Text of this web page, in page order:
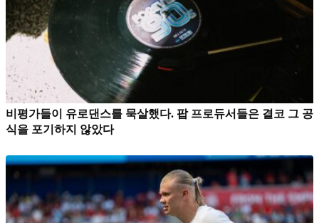
비평가들이 유로댄스를 묵살했다. 팝 프로듀서들은 결코 그 공
식을 포기하지 않았다